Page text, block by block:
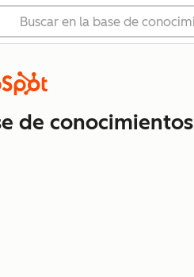
de conocimientos